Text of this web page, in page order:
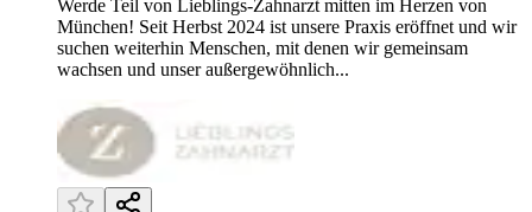
Werde Teil von Lieblings-Zahnarzt mitten im Herzen von
München! Seit Herbst 2024 ist unsere Praxis eröffnet und wir
suchen weiterhin Menschen, mit denen wir gemeinsam
wachsen und unser außergewöhnlich...